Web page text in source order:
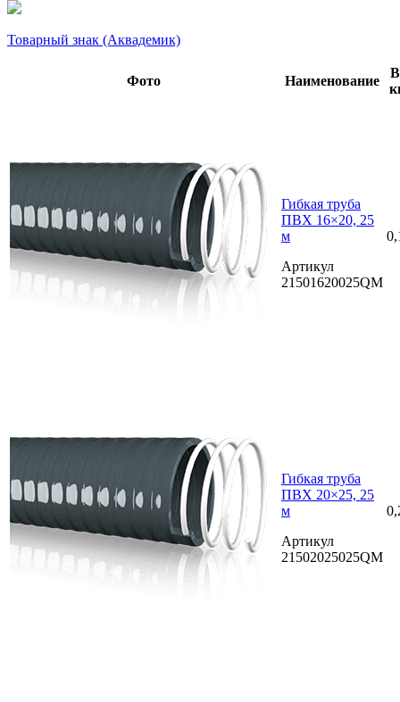
Товарный знак (Аквадемик)
Фото Наименование
Гибкая труба
ПВХ 16×20, 25
м
Артикул
21501620025QM
Гибкая труба
ПВХ 20×25, 25
м
Артикул
21502025025QM